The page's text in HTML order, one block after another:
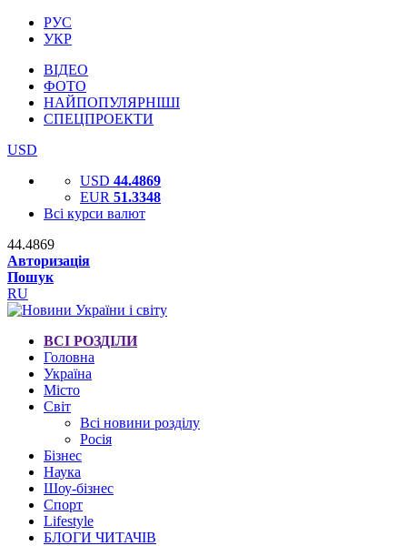
РУС
УКР
ВІДЕО
ФОТО
НАЙПОПУЛЯРНІШІ
СПЕЦПРОЕКТИ
USD
USD 44.4869
EUR 51.3348
Всі курси валют
44.4869
Авторизація
Пошук
RU
ВСІ РОЗДІЛИ
Головна
Україна
Місто
Світ
Всі новини розділу
Росія
Бізнес
Наука
Шоу-бізнес
Спорт
Lifestyle
БЛОГИ ЧИТАЧІВ